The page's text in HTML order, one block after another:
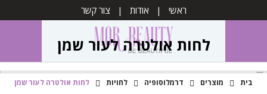
ראשי אודות צור קשר
לחות אולטרה לעור שמן
בית מוצרים דרמלוסופיה לחויות לחות אולטרה לעור שמן